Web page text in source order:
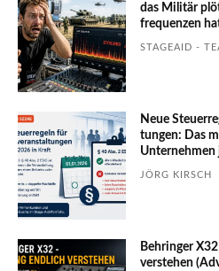
das Mili­tär
fre­quen­zen
STAGEAID -
Neue
tungen: Das
Unter­nehmen
JÖRG KIRSCH
Behringer
verstehen